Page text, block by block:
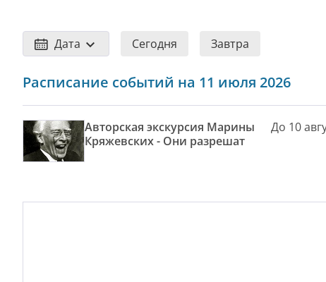
Дата Сегодня Завтра
Расписание событий на 11 июля 2026
Авторская экскурсия Марины
Кряжевских - Они разрешат
До 10